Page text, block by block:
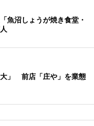
魚沼しょうが焼き食堂・
」 前店「庄や」を業態